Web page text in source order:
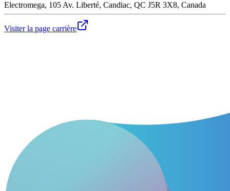
Electromega, 105 Av. Liberté, Candiac, QC J5R 3X8, Canada
Visiter la page carrière